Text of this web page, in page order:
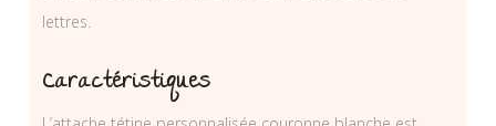
lettres.
Caractéristiques